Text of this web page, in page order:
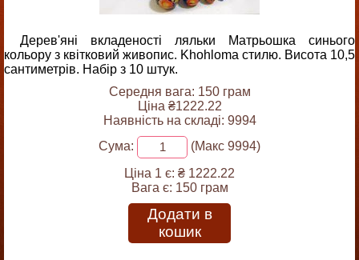
Дерев'яні вкладеності ляльки Матрьошка синього
кольору з квітковий живопис. Khohloma стилю. Висота 10,5
сантиметрів. Набір з 10 штук.
Середня вага: 150 грам
Ціна ₴1222.22
Наявність на складі: 9994
Сума:
(Макс 9994)
Ціна 1 є: ₴ 1222.22
Вага є: 150 грам
Додати в
кошик